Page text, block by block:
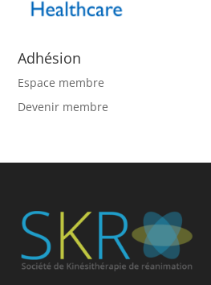
Adhésion
Espace membre
Devenir membre